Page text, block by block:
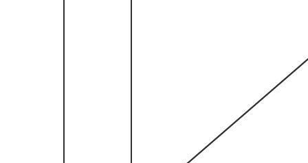
Voorbeeld gebruikersstroom e-commercesite
Ga naar het Voorbeeld gebruikersstroom e-commercesite-sjabloon